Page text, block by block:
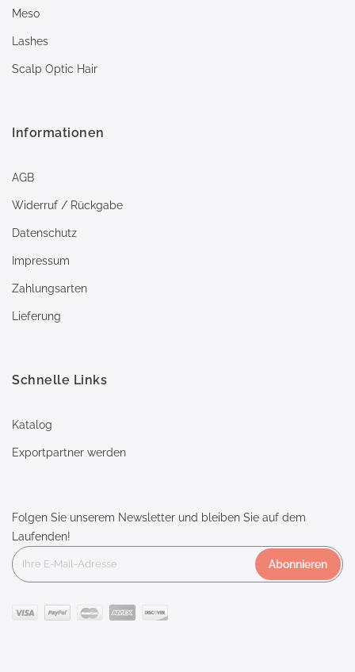
Meso
Lashes
Scalp Optic Hair
Informationen
AGB
Widerruf / Rückgabe
Datenschutz
Impressum
Zahlungsarten
Lieferung
Schnelle Links
Katalog
Exportpartner werden
Folgen Sie unserem Newsletter und bleiben Sie auf dem
Laufenden!
Abonnieren